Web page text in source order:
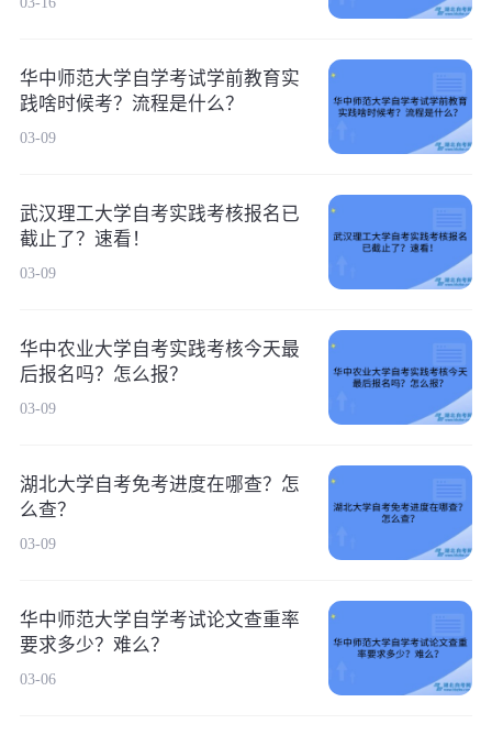
华中师范大学自学考试学前教育实
践啥时候考？流程是什么？
03-09
武汉理工大学自考实践考核报名已
截止了？速看！
03-09
华中农业大学自考实践考核今天最
后报名吗？怎么报？
03-09
湖北大学自考免考进度在哪查？怎
么查？
03-09
华中师范大学自学考试论文查重率
要求多少？难么？
03-06